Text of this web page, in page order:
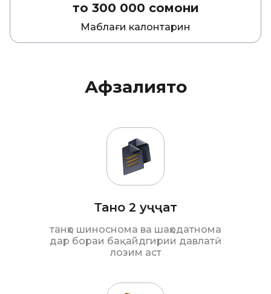
то 300 000 сомони
Маблағи калонтарин
Афзалиятҳо
Танҳо 2 ҳуҷҷат
танҳо шиноснома ва шаҳодатнома
дар бораи бақайдгирии давлатӣ
лозим аст